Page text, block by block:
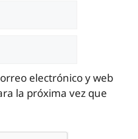
electrónico y web
la próxima vez que